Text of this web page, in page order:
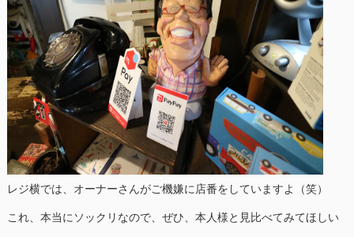
レジ横では、オーナーさんがご機嫌に店番をしていますよ（笑）
これ、本当にソックリなので、ぜひ、本人様と見比べてみてほしい